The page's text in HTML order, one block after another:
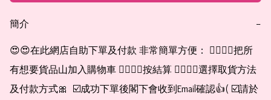
簡介 −
😍😍在此網店自助下單及付款 非常簡單方便： 👉🏻👉🏻把所
有想要貨品山加入購物車 👉🏻👉🏻按結算 👉🏻👉🏻選擇取貨方法
及付款方式🎀  ☑️成功下單後閣下會收到Email確認👍( ☑️請於